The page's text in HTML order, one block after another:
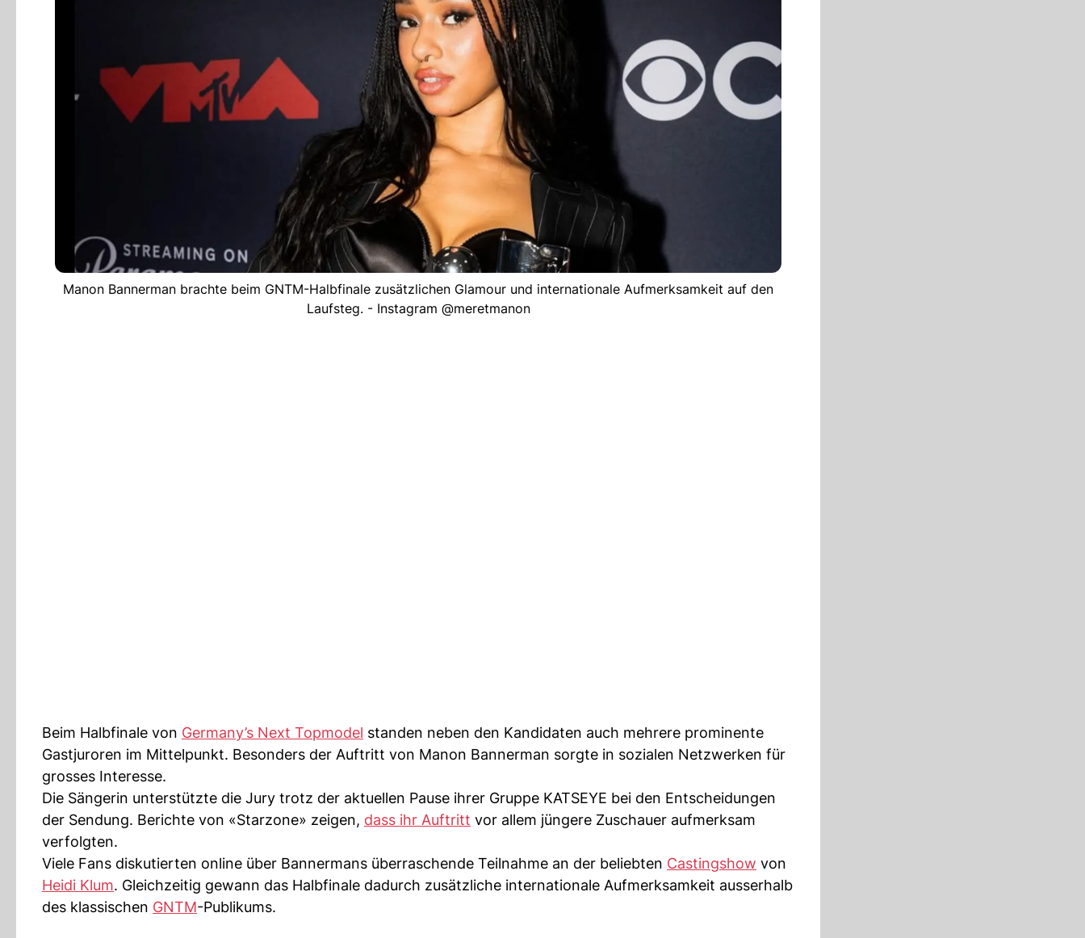
Manon Bannerman brachte beim GNTM-Halbfinale zusätzlichen Glamour und internationale Aufmerksamkeit auf den
Laufsteg. - Instagram @meretmanon
Beim Halbfinale von Germany’s Next Topmodel standen neben den Kandidaten auch mehrere prominente
Gastjuroren im Mittelpunkt. Besonders der Auftritt von Manon Bannerman sorgte in sozialen Netzwerken für
grosses Interesse.
Die Sängerin unterstützte die Jury trotz der aktuellen Pause ihrer Gruppe KATSEYE bei den Entscheidungen
der Sendung. Berichte von «Starzone» zeigen, dass ihr Auftritt vor allem jüngere Zuschauer aufmerksam
verfolgten.
Viele Fans diskutierten online über Bannermans überraschende Teilnahme an der beliebten Castingshow von
Heidi Klum. Gleichzeitig gewann das Halbfinale dadurch zusätzliche internationale Aufmerksamkeit ausserhalb
des klassischen GNTM-Publikums.